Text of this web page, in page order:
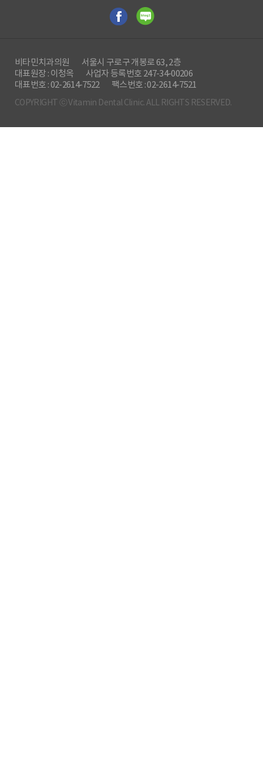
을 줄일 수 있으며 디지털 시술로 치아와 잇몸, 뼈의 구조를 정밀히 파악
한 뒤 보철물을 디자인하며 최적의 장소에 보철물을 심을 수 있습니다.
비타민치과의원
서울시 구로구 개봉로 63, 2층
대표원장 : 이청옥
사업자 등록번호 247-34-00206
대표번호 : 02-2614-7522
팩스번호 : 02-2614-7521
COPYRIGHT ⓒ Vitamin Dental Clinic. ALL RIGHTS RESERVED.